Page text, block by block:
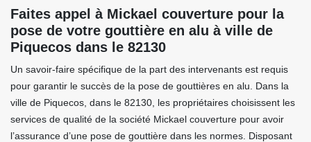
Faites appel à Mickael couverture pour la
pose de votre gouttière en alu à ville de
Piquecos dans le 82130
Un savoir-faire spécifique de la part des intervenants est requis
pour garantir le succès de la pose de gouttières en alu. Dans la
ville de Piquecos, dans le 82130, les propriétaires choisissent les
services de qualité de la société Mickael couverture pour avoir
l’assurance d’une pose de gouttière dans les normes. Disposant